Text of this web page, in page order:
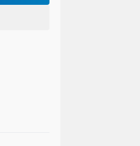
Kasatpol PP Surabaya Pecat Oknum Investasi dan Arisan Bodong Ratusan Juta